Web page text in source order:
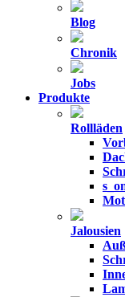
Blog
Chronik
Jobs
Produkte
Rollläden
Jalousien